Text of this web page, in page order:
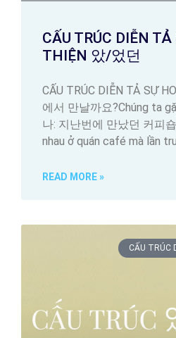
CẤU TRÚC DIỄN
THIỆN 았/었던
CẤU TRÚC DIỄN TẢ SỰ
에서 만날까요?Chúng ta
나: 지난번에 만났던 커피
nhau ở quán café mà lần
READ MORE »
CẤU TRÚC